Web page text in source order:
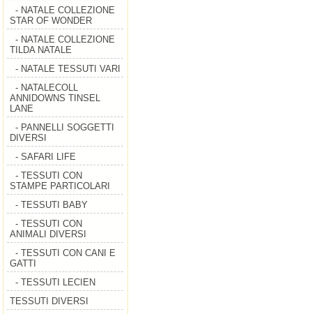
- NATALE COLLEZIONE
STAR OF WONDER
- NATALE COLLEZIONE
TILDA NATALE
- NATALE TESSUTI VARI
- NATALECOLL
ANNIDOWNS TINSEL
LANE
- PANNELLI SOGGETTI
DIVERSI
- SAFARI LIFE
- TESSUTI CON
STAMPE PARTICOLARI
- TESSUTI BABY
- TESSUTI CON
ANIMALI DIVERSI
- TESSUTI CON CANI E
GATTI
- TESSUTI LECIEN
TESSUTI DIVERSI